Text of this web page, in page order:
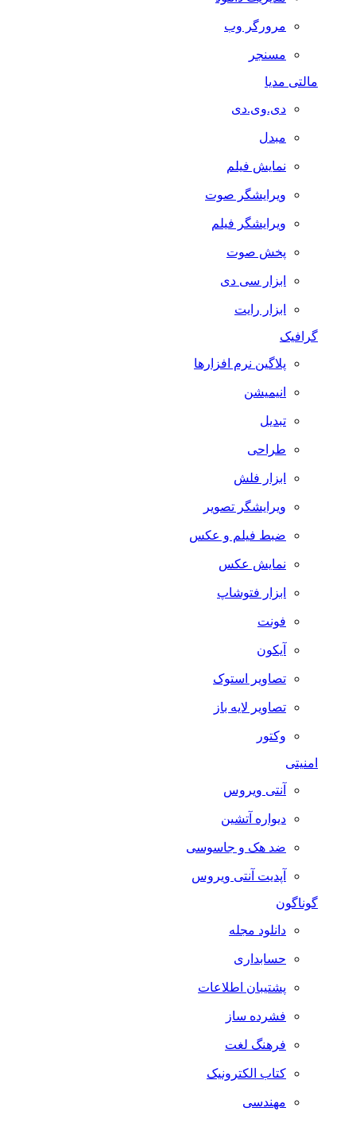
مرورگر وب
مسنجر
مالتی مدیا
دی.وی.دی
مبدل
نمایش فیلم
ویرایشگر صوت
ویرایشگر فیلم
پخش صوت
ابزار سی دی
ابزار رایت
گرافیک
پلاگین نرم افزارها
انیمیشن
تبدیل
طراحی
ابزار فلش
ویرایشگر تصویر
ضبط فيلم و عكس
نمایش عکس
ابزار فتوشاپ
فونت
آیکون
تصاویر استوک
تصاویر لایه باز
وکتور
امنیتی
آنتی ویروس
دیواره آتشین
ضد هک و جاسوسی
آپدیت آنتی ویروس
گوناگون
دانلود مجله
حسابداری
پشتیبان اطلاعات
فشرده ساز
فرهنگ لغت
کتاب الکترونیک
مهندسی